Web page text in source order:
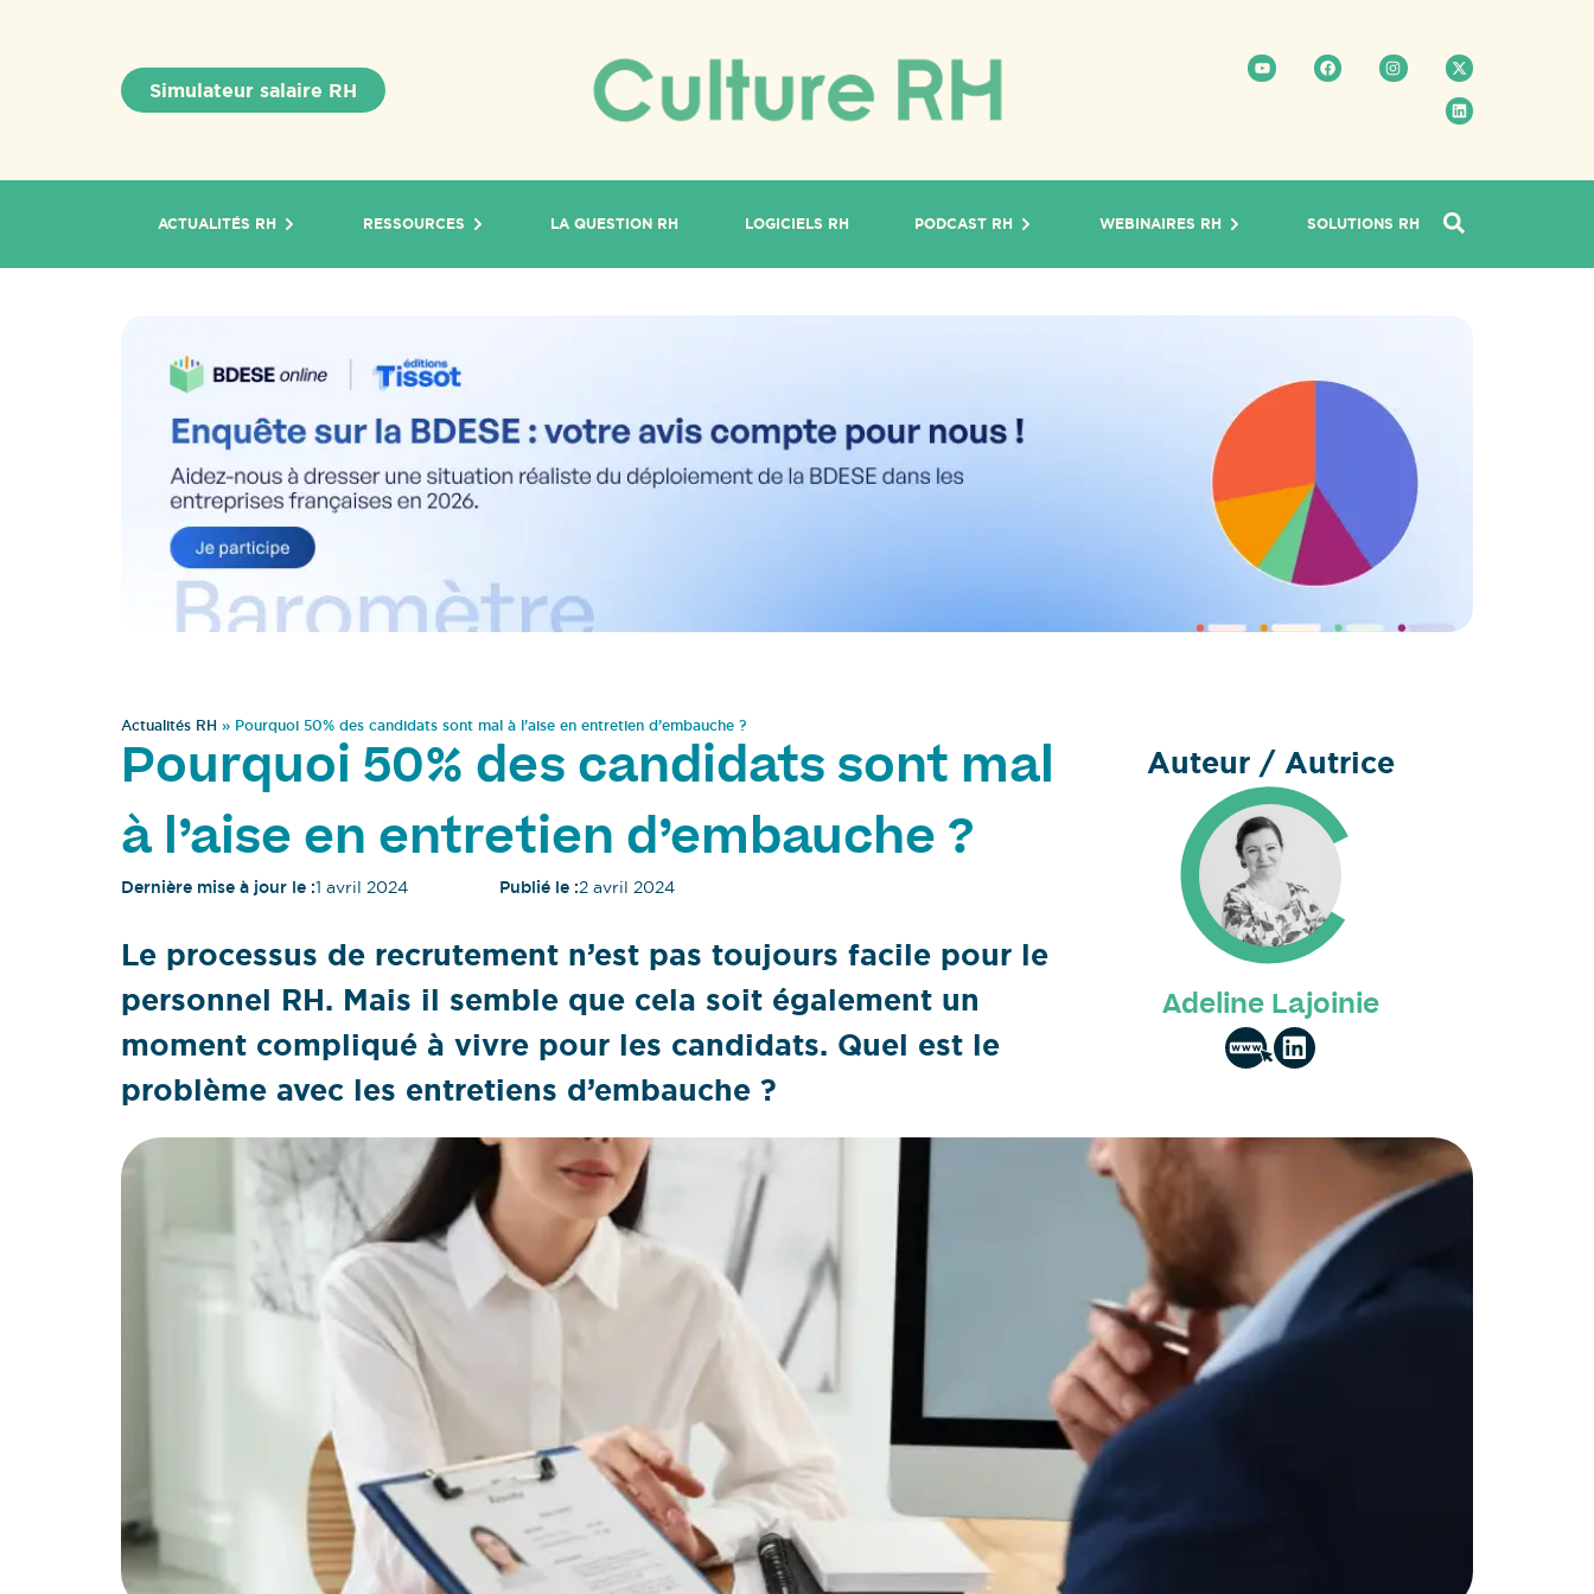
Simulateur salaire RH
ACTUALITÉS RH RESSOURCES LA QUESTION RH LOGICIELS RH PODCAST RH WEBINAIRES RH SOLUTIONS RH
Actualités RH » Pourquoi 50% des candidats sont mal à l’aise en entretien d’embauche ?
Pourquoi 50% des candidats sont mal
à l’aise en entretien d’embauche ?
Dernière mise à jour le :1 avril 2024 Publié le :2 avril 2024
Le processus de recrutement n’est pas toujours facile pour le
personnel RH. Mais il semble que cela soit également un
moment compliqué à vivre pour les candidats. Quel est le
problème avec les entretiens d’embauche ?
Auteur / Autrice
Adeline Lajoinie